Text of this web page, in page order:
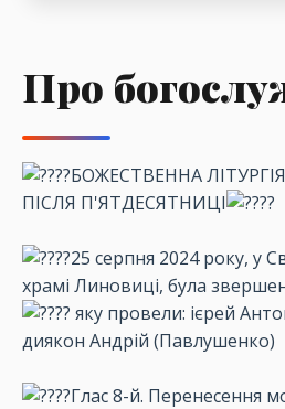
Про
БОЖЕСТВЕННА
ПІСЛЯ П'ЯТДЕСЯТНИЦІ
25 серпня 2024 року, у
храмі Линовиці, була
яку провели: ієрей
диякон Андрій (Павлушенко)
Глас 8-й. Перенесення